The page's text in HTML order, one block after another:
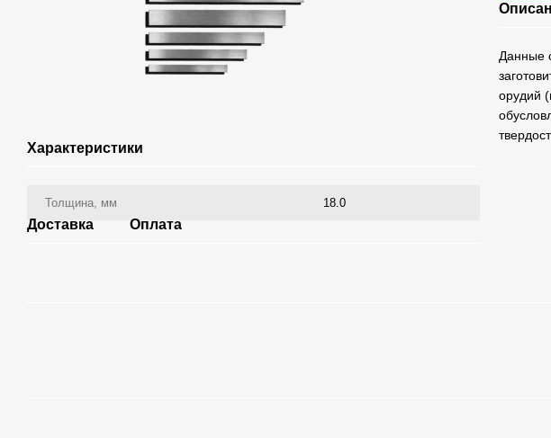
Характеристики
Толщина, мм 18.0
Доставка Оплата
Данные
орудий